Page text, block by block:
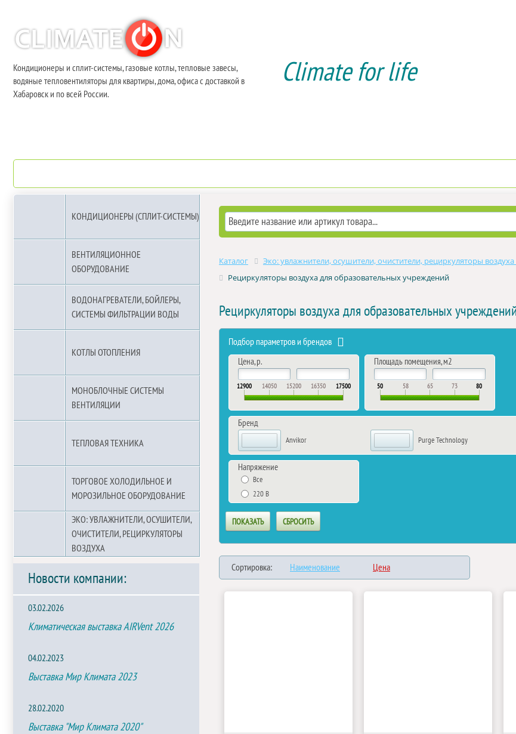
Кондиционеры и сплит-системы, газовые котлы, тепловые завесы,
водяные тепловентиляторы для квартиры, дома, офиса с доставкой в
Хабаровск и по всей России.
Climate for life
КОНДИЦИОНЕРЫ (СПЛИТ-СИСТЕМЫ)
ВЕНТИЛЯЦИОННОЕ
ОБОРУДОВАНИЕ
ВОДОНАГРЕВАТЕЛИ, БОЙЛЕРЫ,
СИСТЕМЫ ФИЛЬТРАЦИИ ВОДЫ
КОТЛЫ ОТОПЛЕНИЯ
МОНОБЛОЧНЫЕ СИСТЕМЫ
ВЕНТИЛЯЦИИ
ТЕПЛОВАЯ ТЕХНИКА
ТОРГОВОЕ ХОЛОДИЛЬНОЕ И
МОРОЗИЛЬНОЕ ОБОРУДОВАНИЕ
ЭКО: УВЛАЖНИТЕЛИ, ОСУШИТЕЛИ,
ОЧИСТИТЕЛИ, РЕЦИРКУЛЯТОРЫ
ВОЗДУХА
Новости компании:
03.02.2026
Климатическая выставка AIRVent 2026
04.02.2023
Выставка Мир Климата 2023
28.02.2020
Выставка "Мир Климата 2020"
Каталог Эко: увлажнители, осушители, очистители, рециркуляторы
Рециркуляторы воздуха для образовательных учреждений
Рециркуляторы воздуха для образовательных
Подбор параметров и брендов
Цена, р.
12900 14050 15200 16350 17500
Площадь помещения, м2
50 58 65 73 80
Бренд
Anvikor Purge Technology
Напряжение
Все
220 В
Сортировка: Наименование Цена